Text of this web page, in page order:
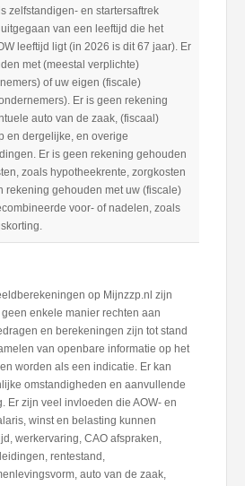
zelfstandigen- en startersaftrek
van een leeftijd die het
leeftijd ligt (in 2026 is dit 67 jaar). Er
met (meestal verplichte)
of uw eigen (fiscale)
Er is geen rekening
auto van de zaak, (fiscaal)
en dergelijke, en overige
Er is geen rekening gehouden
zoals hypotheekrente, zorgkosten
rekening gehouden met uw (fiscale)
voor- of nadelen, zoals
op Mijnzzp.nl zijn
enkele manier rechten aan
en berekeningen zijn tot stand
van openbare informatie op het
worden als een indicatie. Er kan
omstandigheden en aanvullende
Er zijn veel invloeden die AOW- en
winst en belasting kunnen
werkervaring, CAO afspraken,
rentestand,
auto van de zaak,